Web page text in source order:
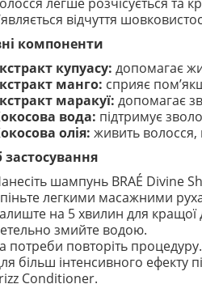
відчуття
компоненти
купуасу: допомагає
манго: сприяє
маракуї: допомагає
вода: підтримує
олія: живить
застосування
шампунь BRAÉ Divine
легкими масажними
на 5 хвилин для кращої
змийте водою.
потреби повторіть процедуру.
більш інтенсивного ефекту
Conditioner.